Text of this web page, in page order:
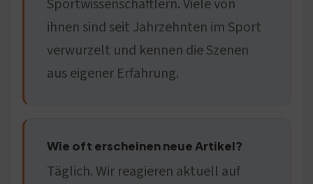
Sportwissenschaftlern. Viele von
ihnen sind seit Jahrzehnten im Sport
verwurzelt und kennen die Szenen
aus eigener Erfahrung.
Wie oft erscheinen neue Artikel?
Täglich. Wir reagieren aktuell auf